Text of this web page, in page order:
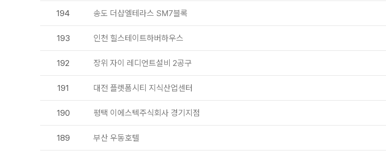
194 송도 더샵엘테라스 SM7블록
193 인천 힐스테이트하버하우스
192 장위 자이 레디언트설비 2공구
191 대전 플렛폼시티 지식산업센터
190 평택 이에스텍주식회사 경기지점
189 부산 우동호텔